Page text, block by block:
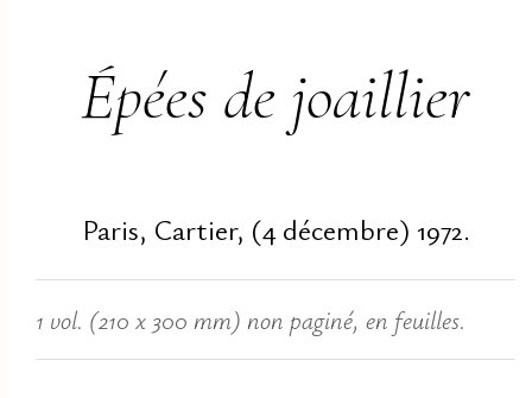
Épées de joaillier
Paris, Cartier, (4 décembre) 1972.
1 vol. (210 x 300 mm) non paginé, en feuilles.